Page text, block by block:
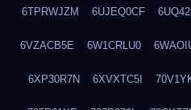
6TPRWJZM 6UJEQ0CF
6VZACB5E 6W1CRLU0
6XP30R7N 6XVXTC5I